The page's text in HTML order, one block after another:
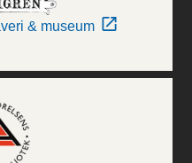
& museum